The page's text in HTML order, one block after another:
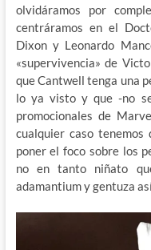
olvidáramos por
centráramos en el
Dixon y Leonardo
«supervivencia» de
que Cantwell tenga una
lo ya visto y que -no
promocionales de
cualquier caso
poner el foco sobre los
no en tanto niñato
adamantium y gentuza